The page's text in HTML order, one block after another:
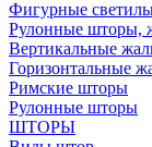
Фигурные
Рулонные шторы,
Вертикальные
Горизонтальные
Римские шторы
Рулонные шторы
ШТОРЫ